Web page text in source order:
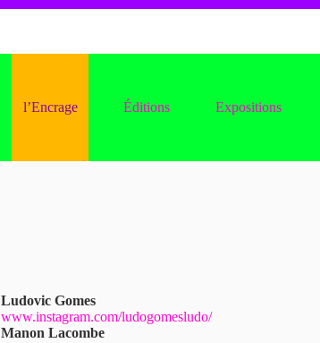
l’Encrage Éditions Expositions
Ludovic Gomes
www.instagram.com/ludogomesludo/
Manon Lacombe